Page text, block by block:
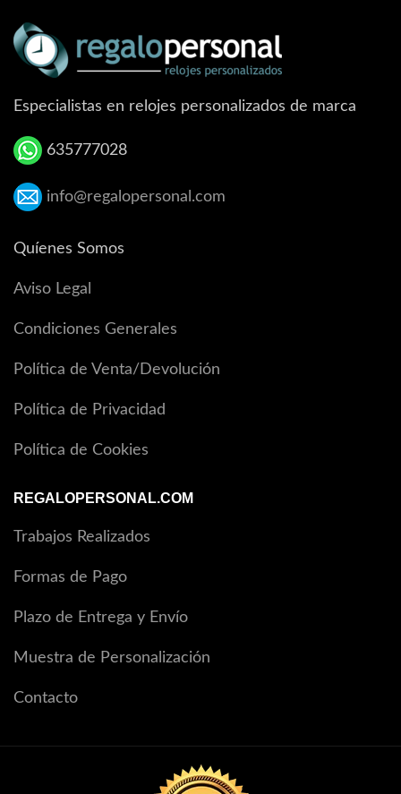
Especialistas en relojes personalizados de marca
635777028
info@regalopersonal.com
Quíenes Somos
Aviso Legal
Condiciones Generales
Política de Venta/Devolución
Política de Privacidad
Política de Cookies
REGALOPERSONAL.COM
Trabajos Realizados
Formas de Pago
Plazo de Entrega y Envío
Muestra de Personalización
Contacto